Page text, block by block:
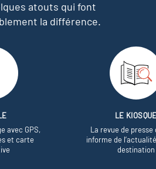
atouts qui font
la différence.
avec GPS,
et carte
LE
La revue de presse
informe de
destination